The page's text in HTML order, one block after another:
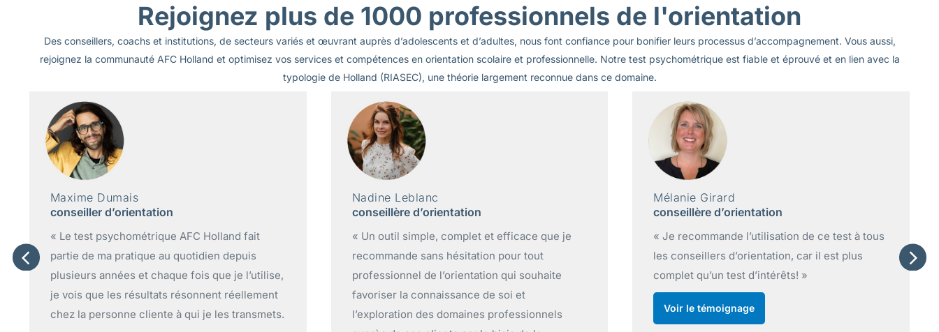
Rejoignez plus de 1000 professionnels de l'orientation
Des conseillers, coachs et institutions, de secteurs variés et œuvrant auprès d’adolescents et d’adultes, nous font confiance pour bonifier leurs processus d’accompagnement. Vous aussi,
rejoignez la communauté AFC Holland et optimisez vos services et compétences en orientation scolaire et professionnelle. Notre test psychométrique est fiable et éprouvé et en lien avec la
typologie de Holland (RIASEC), une théorie largement reconnue dans ce domaine.
conseillère d’orientation
Nadine Leblanc
« Un outil simple, complet et efficace que je
recommande sans hésitation pour tout
professionnel de l’orientation qui souhaite
favoriser la connaissance de soi et
l’exploration des domaines professionnels
conseillère d’orientation
Mélanie Girard
« Je recommande l’utilisation de ce test à tous
les conseillers d’orientation, car il est plus
complet qu’un test d’intérêts! »
Voir le témoignage
conseillère d’orientation
Joanie Bourdages
« Les résultats au test nous permettent de bâtir
une relation de confiance et de crédibilité
avec la clientèle. Mes participants aiment avoir
des résultats concrets et le langage utilisé
dans le questionnaire et le contenu du rapport